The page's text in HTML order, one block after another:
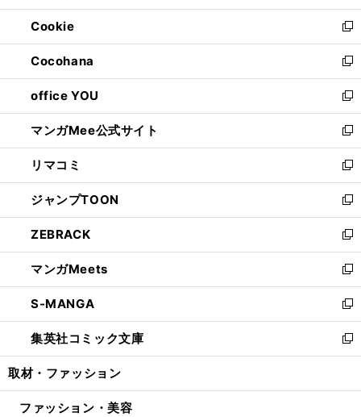
開
く
ウ
で
開
く
ン
ド
ウ
で
開
く
ウ
ィ
ン
ド
ウ
で
開
く
Cookie
新
し
い
ウ
ィ
ン
ド
ウ
で
開
く
Cocohana
新
し
い
ウ
ィ
ン
ド
ウ
で
開
く
office YOU
新
し
い
ウ
ィ
ン
ド
ウ
で
開
く
マンガMee公式サイト
新
し
い
ウ
ィ
ン
ド
ウ
で
開
く
リマコミ
新
し
い
ウ
ィ
ン
ド
ウ
で
開
く
ジャンプTOON
新
し
い
ウ
ィ
ン
ド
ウ
で
開
ZEBRACK
新
し
い
ウ
ィ
ン
ド
ウ
開
マンガMeets
新
し
い
ウ
ィ
ン
ウ
S-MANGA
新
し
い
ウ
ン
集英社コミック文庫
新
し
ウ
取材・ファッション
ファッション・美容